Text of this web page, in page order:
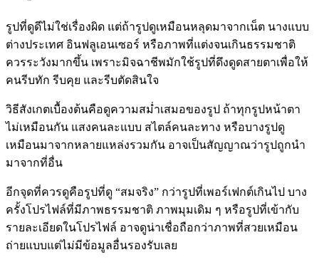
รูปที่ดูดีไม่ใช่เรื่องผิด แต่ถ้ารูปดูเหมือนหลุดมาจากเน็ต นางแบบ
ต่างประเทศ อินฟลูเอนเซอร์ หรือภาพที่แต่งจนเกินธรรมชาติ
ควรระวังมากขึ้น เพราะมิจฉาชีพมักใช้รูปที่ดึงดูดสายตาเพื่อให้
คนรีบทัก รีบคุย และรีบตัดสินใจ
วิธีสังเกตเบื้องต้นคือดูความสม่ำเสมอของรูป ถ้าทุกรูปหน้าตา
ไม่เหมือนกัน แสงคนละแบบ สไตล์คนละทาง หรือบางรูปดู
เหมือนมาจากหลายแหล่งรวมกัน อาจเป็นสัญญาณว่ารูปถูกนำ
มาจากที่อื่น
อีกจุดที่ควรดูคือรูปที่ดู “สมจริง” กว่ารูปที่เพอร์เฟกต์เกินไป บาง
ครั้งโปรไฟล์ที่มีภาพธรรมชาติ ภาพมุมเดิม ๆ หรือรูปที่เข้ากับ
รายละเอียดในโปรไฟล์ อาจดูน่าเชื่อถือกว่าภาพที่สวยเหมือน
ถ่ายแบบแต่ไม่มีข้อมูลอื่นรองรับเลย